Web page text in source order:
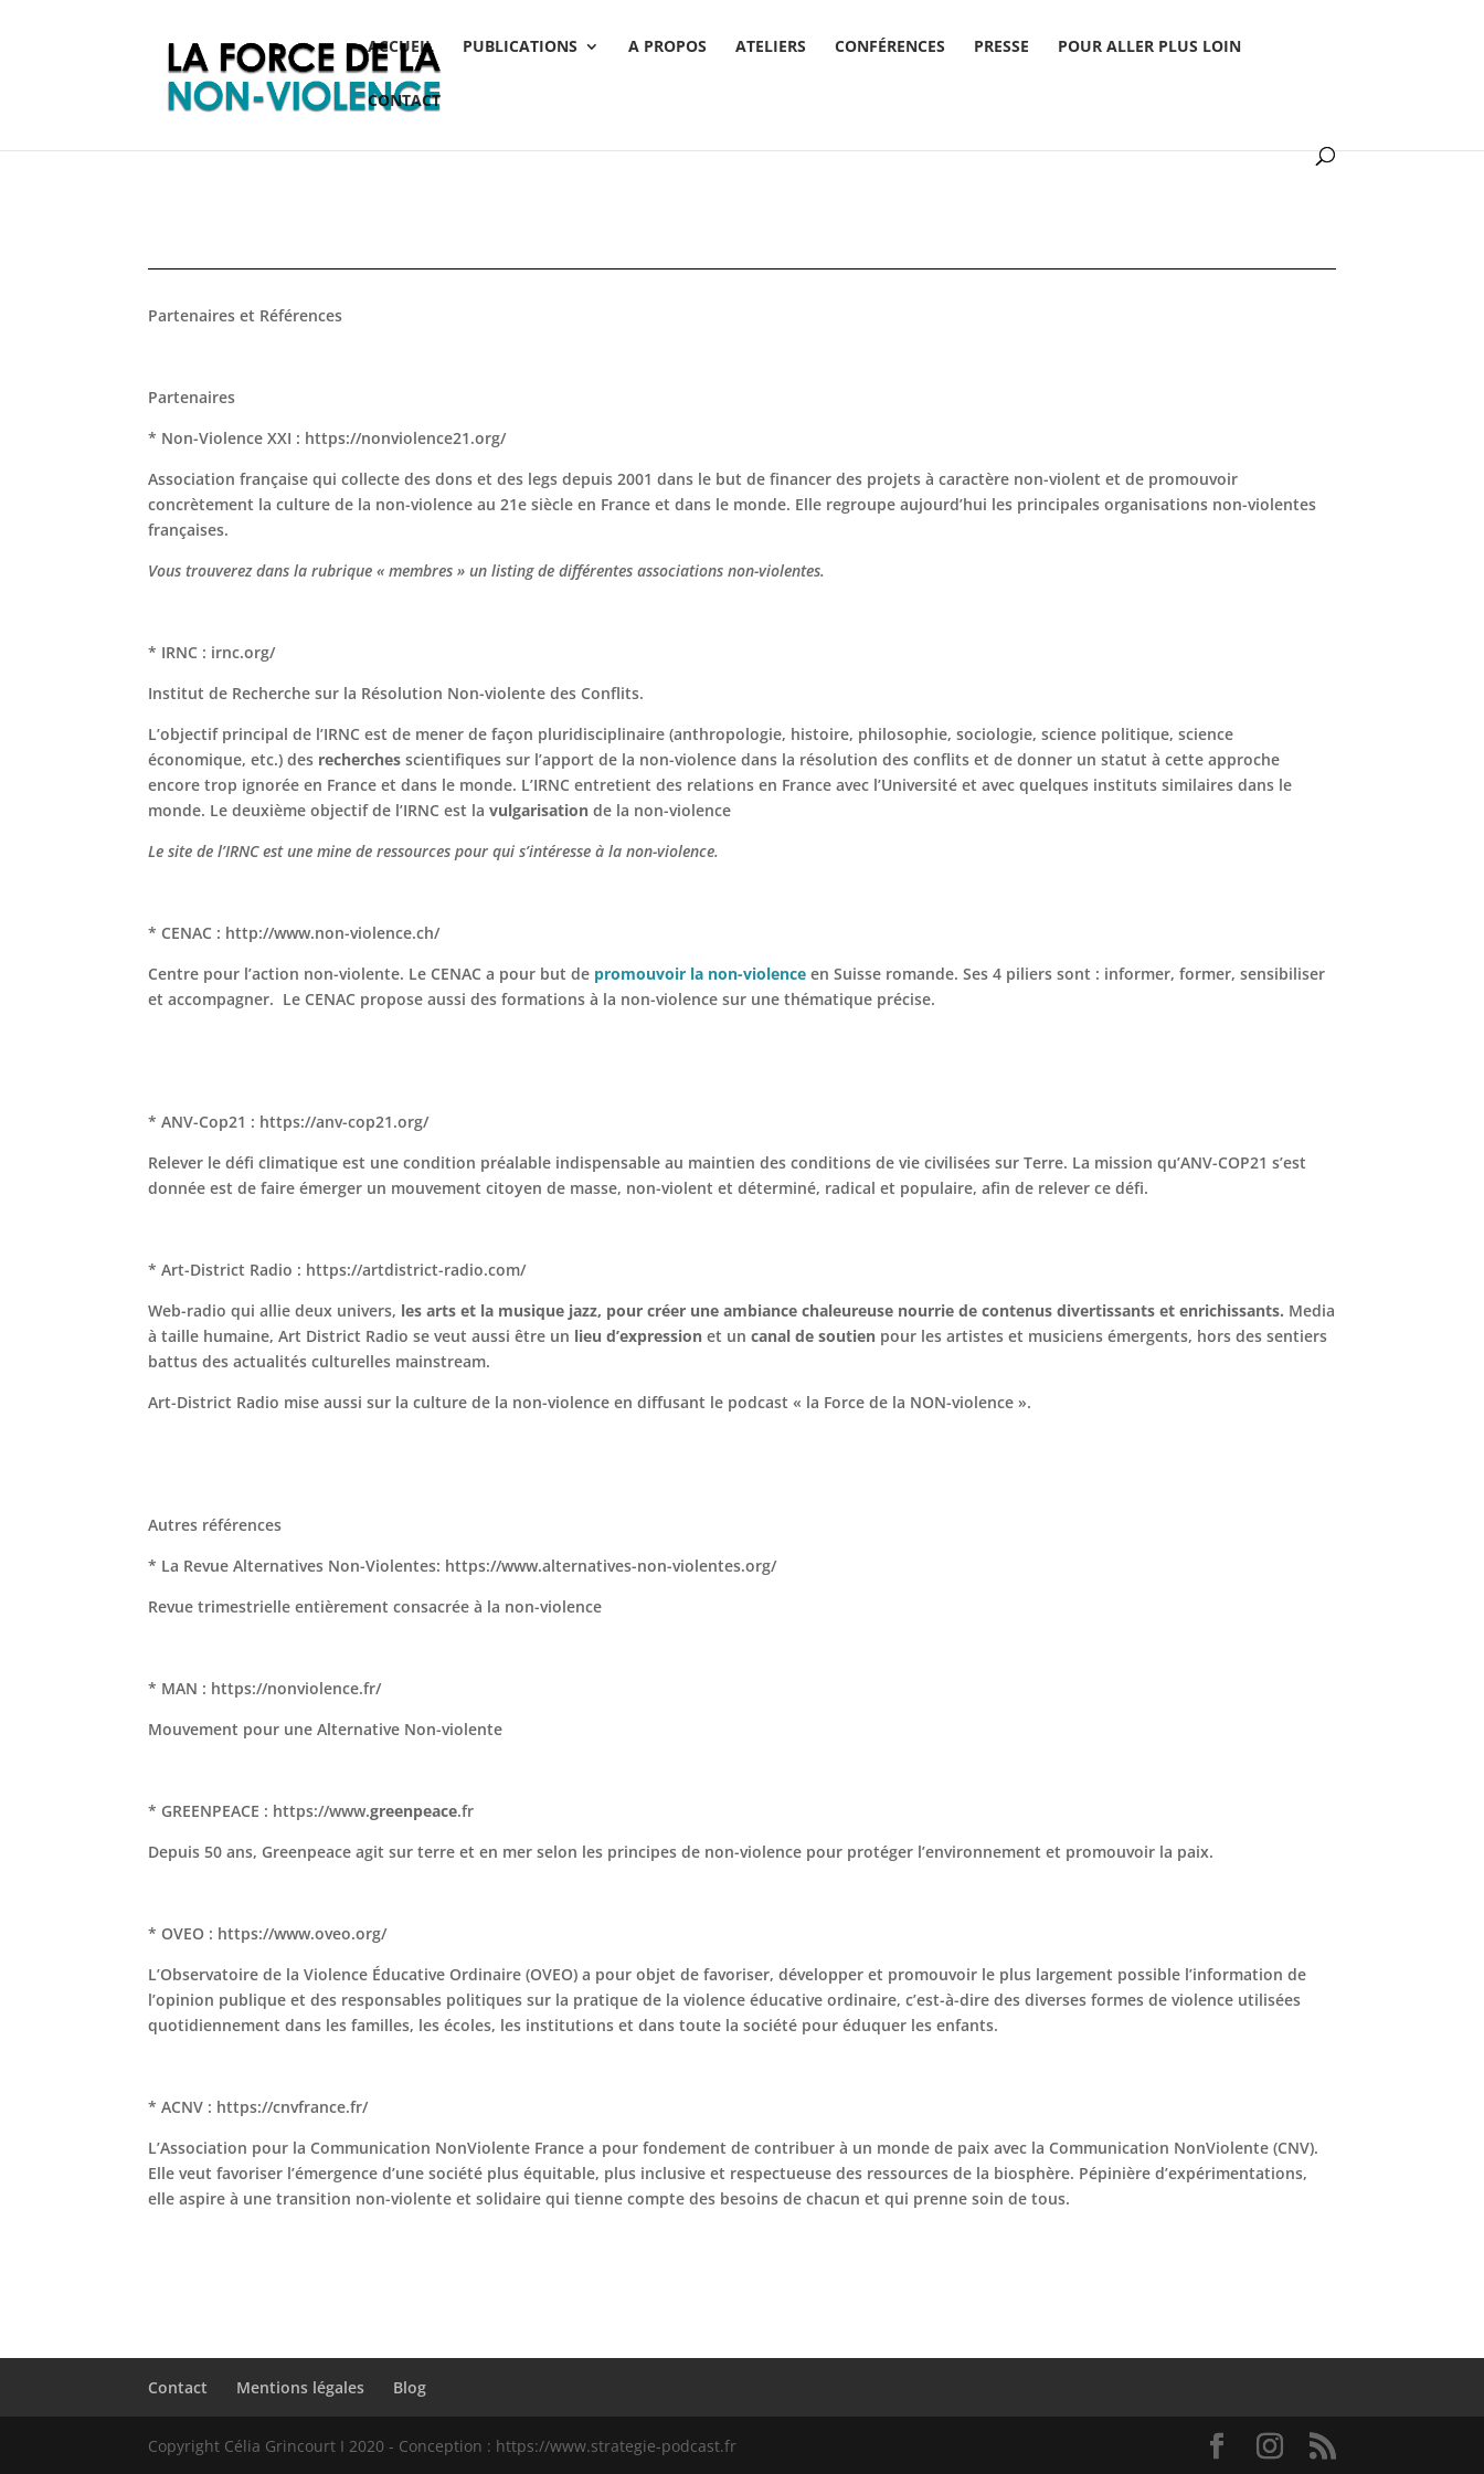
ACCUEIL PUBLICATIONS A PROPOS ATELIERS CONFÉRENCES PRESSE POUR ALLER PLUS LOIN
CONTACT
Partenaires et Références
Partenaires
* Non-Violence XXI : https://nonviolence21.org/
Association française qui collecte des dons et des legs depuis 2001 dans le but de financer des projets à caractère non-violent et de promouvoir
concrètement la culture de la non-violence au 21e siècle en France et dans le monde. Elle regroupe aujourd’hui les principales organisations non-violentes
françaises.
Vous trouverez dans la rubrique « membres » un listing de différentes associations non-violentes.
* IRNC : irnc.org/
Institut de Recherche sur la Résolution Non-violente des Conflits.
L’objectif principal de l’IRNC est de mener de façon pluridisciplinaire (anthropologie, histoire, philosophie, sociologie, science politique, science
économique, etc.) des recherchesscientifiques sur l’apport de la non-violence dans la résolution des conflits et de donner un statut à cette approche
encore trop ignorée en France et dans le monde. L’IRNC entretient des relations en France avec l’Université et avec quelques instituts similaires dans le
monde. Le deuxième objectif de l’IRNC est lavulgarisation de la non-violence
Le site de l’IRNC est une mine de ressources pour qui s’intéresse à la non-violence.
* CENAC : http://www.non-violence.ch/
Centre pour l’action non-violente. Le CENAC a pour but de promouvoir la non-violence en Suisse romande. Ses 4 piliers sont : informer, former, sensibiliser
et accompagner. Le CENAC propose aussi des formations à la non-violence sur une thématique précise.
* ANV-Cop21 : https://anv-cop21.org/
Relever le défi climatique est une condition préalable indispensable au maintien des conditions de vie civilisées sur Terre. La mission qu’ANV-COP21 s’est
donnée est de faire émerger un mouvement citoyen de masse, non-violent et déterminé, radical et populaire, afin de relever ce défi.
* Art-District Radio : https://artdistrict-radio.com/
Web-radio qui allie deux univers, les arts et la musique jazz, pour créer une ambiance chaleureuse nourrie de contenus divertissants et enrichissants. Media
à taille humaine, Art District Radio se veut aussi être un lieu d’expression et uncanal de soutien pour les artistes et musiciens émergents, hors des sentiers
battus des actualités culturelles mainstream.
Art-District Radio mise aussi sur la culture de la non-violence en diffusant le podcast « la Force de la NON-violence ».
Autres références
* La Revue Alternatives Non-Violentes: https://www.alternatives-non-violentes.org/
Revue trimestrielle entièrement consacrée à la non-violence
* MAN : https://nonviolence.fr/
Mouvement pour une Alternative Non-violente
* GREENPEACE : https://www.greenpeace.fr
Depuis 50 ans, Greenpeace agit sur terre et en mer selon les principes de non-violence pour protéger l’environnement et promouvoir la paix.
* OVEO : https://www.oveo.org/
L’Observatoire de la Violence Éducative Ordinaire (OVEO) a pour objet de favoriser, développer et promouvoir le plus largement possible l’information de
l’opinion publique et des responsables politiques sur la pratique de la violence éducative ordinaire, c’est-à-dire des diverses formes de violence utilisées
quotidiennement dans les familles, les écoles, les institutions et dans toute la société pour éduquer les enfants.
* ACNV : https://cnvfrance.fr/
L’Association pour la Communication NonViolente France a pour fondement de contribuer à un monde de paix avec la Communication NonViolente (CNV).
Elle veut favoriser l’émergence d’une société plus équitable, plus inclusive et respectueuse des ressources de la biosphère. Pépinière d’expérimentations,
elle aspire à une transition non-violente et solidaire qui tienne compte des besoins de chacun et qui prenne soin de tous.
Contact Mentions légales Blog
Copyright Célia Grincourt I 2020 - Conception : https://www.strategie-podcast.fr